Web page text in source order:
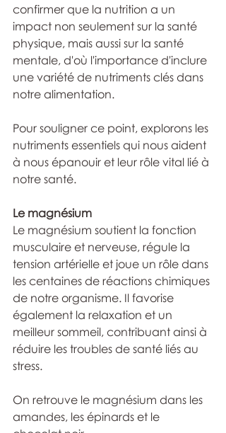
confirmer que la nutrition a un
impact non seulement sur la santé
physique, mais aussi sur la santé
mentale, d'où l'importance d'inclure
une variété de nutriments clés dans
notre alimentation.
Pour souligner ce point, explorons les
nutriments essentiels qui nous aident
à nous épanouir et leur rôle vital lié à
notre santé.
Le magnésium
Le magnésium soutient la fonction
musculaire et nerveuse, régule la
tension artérielle et joue un rôle dans
les centaines de réactions chimiques
de notre organisme. Il favorise
également la relaxation et un
meilleur sommeil, contribuant ainsi à
réduire les troubles de santé liés au
stress.
On retrouve le magnésium dans les
amandes, les épinards et le